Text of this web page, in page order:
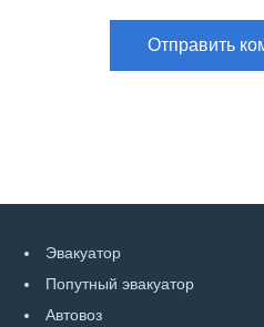
Эвакуатор
Попутный эвакуатор
Автовоз